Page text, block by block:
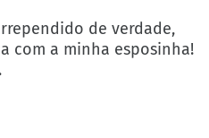
de verdade,
com a minha esposinha!